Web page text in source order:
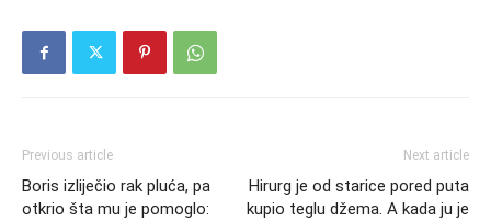
Previous article
Boris izliječio rak pluća, pa
otkrio šta mu je pomoglo:
Next article
Hirurg je od starice pored puta
kupio teglu džema. A kada ju je